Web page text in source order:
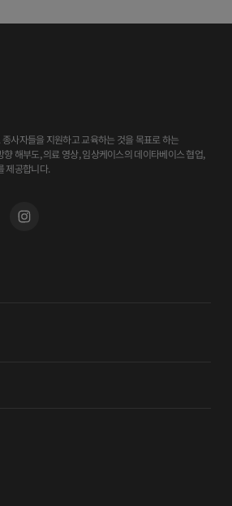
사자들을 지원하고 교육하는 것을 목표로 하는
해부도, 의료 영상, 임상케이스의 데이타베이스 협업,
제공합니다.